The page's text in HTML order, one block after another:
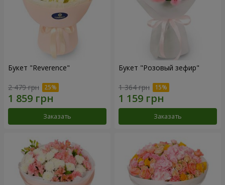
Букет "Reverence"
2 479 грн
Заказать
Букет "Розовый зефир"
1 364 грн
Заказать